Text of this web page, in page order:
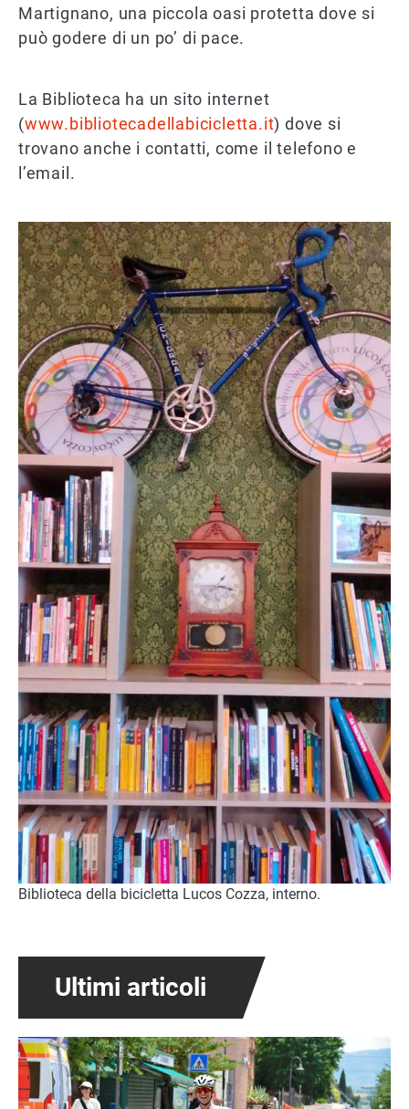
Martignano, una piccola oasi protetta dove si
può godere di un po’ di pace.
La Biblioteca ha un sito internet
(www.bibliotecadellabicicletta.it) dove si
trovano anche i contatti, come il telefono e
l’email.
Biblioteca della bicicletta Lucos Cozza, interno.
Ultimi articoli
Immagine